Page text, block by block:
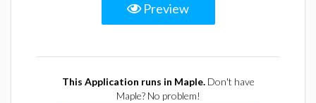
Preview
This Application runs in Maple.Don't have
Maple? No problem!